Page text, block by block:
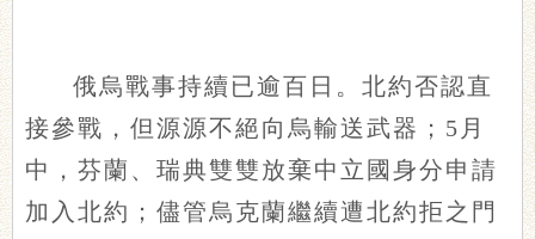
俄烏戰事持續已逾百日。北約否認直
接參戰，但源源不絕向烏輸送武器；5月
中，芬蘭、瑞典雙雙放棄中立國身分申請
加入北約；儘管烏克蘭繼續遭北約拒之門